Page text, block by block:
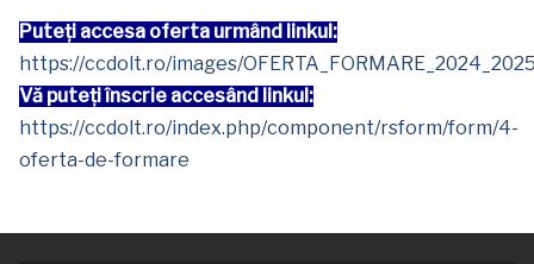
Puteți accesa oferta urmând linkul:
https://ccdolt.ro/images/
Vă puteți înscrie accesând linkul:
https://ccdolt.ro/index.php/component/rsform/form/4-
oferta-de-formare